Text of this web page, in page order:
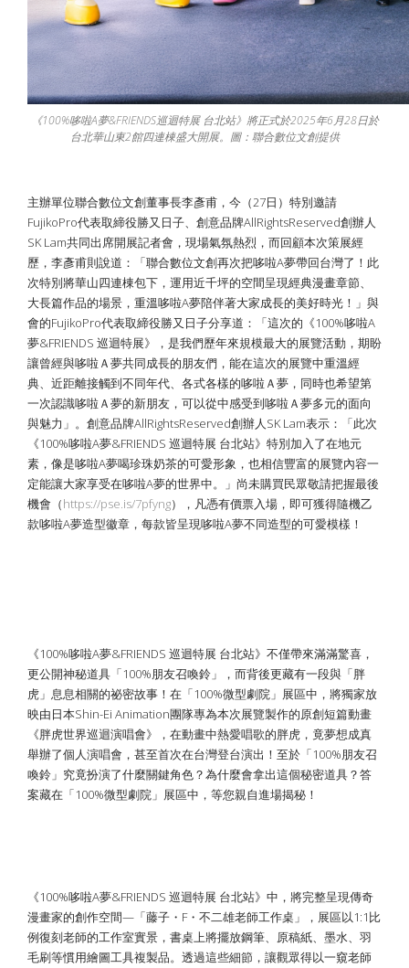
《100%哆啦A夢&FRIENDS巡迴特展 台北站》將正式於2025年6月28日於
台北華山東2館四連棟盛大開展。圖：聯合數位文創提供
主辦單位聯合數位文創董事長李彥甫，今（27日）特別邀請
FujikoPro代表取締役勝又日子、創意品牌AllRightsReserved創辦人
SK Lam共同出席開展記者會，現場氣氛熱烈，而回顧本次策展經
歷，李彥甫則說道：「聯合數位文創再次把哆啦A夢帶回台灣了！此
次特別將華山四連棟包下，運用近千坪的空間呈現經典漫畫章節、
大長篇作品的場景，重溫哆啦A夢陪伴著大家成長的美好時光！」與
會的FujikoPro代表取締役勝又日子分享道：「這次的《100%哆啦A
夢&FRIENDS 巡迴特展》，是我們歷年來規模最大的展覽活動，期盼
讓曾經與哆啦Ａ夢共同成長的朋友們，能在這次的展覽中重溫經
典、近距離接觸到不同年代、各式各樣的哆啦Ａ夢，同時也希望第
一次認識哆啦Ａ夢的新朋友，可以從中感受到哆啦Ａ夢多元的面向
與魅力」。創意品牌AllRightsReserved創辦人SK Lam表示：「此次
《100%哆啦A夢&FRIENDS 巡迴特展 台北站》特別加入了在地元
素，像是哆啦A夢喝珍珠奶茶的可愛形象，也相信豐富的展覽內容一
定能讓大家享受在哆啦A夢的世界中。」尚未購買民眾敬請把握最後
機會（https://pse.is/7pfyng），凡憑有價票入場，即可獲得隨機乙
款哆啦A夢造型徽章，每款皆呈現哆啦A夢不同造型的可愛模樣！
《100%哆啦A夢&FRIENDS 巡迴特展 台北站》不僅帶來滿滿驚喜，
更公開神秘道具「100%朋友召喚鈴」，而背後更藏有一段與「胖
虎」息息相關的祕密故事！在「100%微型劇院」展區中，將獨家放
映由日本Shin-Ei Animation團隊專為本次展覽製作的原創短篇動畫
《胖虎世界巡迴演唱會》，在動畫中熱愛唱歌的胖虎，竟夢想成真
舉辦了個人演唱會，甚至首次在台灣登台演出！至於「100%朋友召
喚鈴」究竟扮演了什麼關鍵角色？為什麼會拿出這個秘密道具？答
案藏在「100%微型劇院」展區中，等您親自進場揭秘！
《100%哆啦A夢&FRIENDS 巡迴特展 台北站》中，將完整呈現傳奇
漫畫家的創作空間—「藤子・F・不二雄老師工作桌」，展區以1:1比
例復刻老師的工作室實景，書桌上將擺放鋼筆、原稿紙、墨水、羽
毛刷等慣用繪圖工具複製品。透過這些細節，讓觀眾得以一窺老師